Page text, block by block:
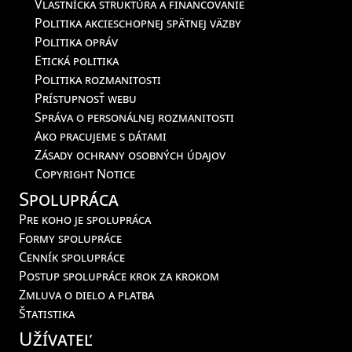
Vlastnícka štruktúra a financovanie
Politika akcieschopnej spätnej väzby
Politika opráv
Etická politika
Politika rozmanitosti
Prístupnosť webu
Správa o personálnej rozmanitosti
Ako pracujeme s dátami
Zásady ochrany osobných údajov
Copyright Notice
Spolupráca
Pre koho je spolupráca
Formy spolupráce
Cenník spolupráce
Postup spolupráce krok za krokom
Zmluva o dielo a platba
Štatistika
Užívateľ